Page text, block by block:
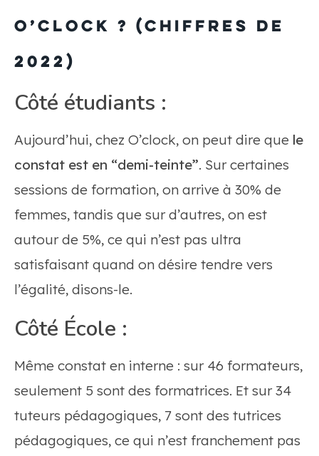
O’clock ? (chiffres de
2022)
Côté étudiants :
Aujourd’hui, chez O’clock, on peut dire que le
constat est en “demi-teinte”. Sur certaines
sessions de formation, on arrive à 30% de
femmes, tandis que sur d’autres, on est
autour de 5%, ce qui n’est pas ultra
satisfaisant quand on désire tendre vers
l’égalité, disons-le.
Côté École :
Même constat en interne : sur 46 formateurs,
seulement 5 sont des formatrices. Et sur 34
tuteurs pédagogiques, 7 sont des tutrices
pédagogiques, ce qui n’est franchement pas